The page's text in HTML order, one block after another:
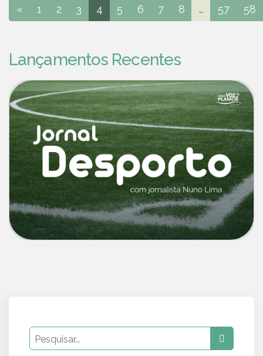
« 1 2 3 4 5 6 7 8 ... 57 58
Lançamentos Recentes